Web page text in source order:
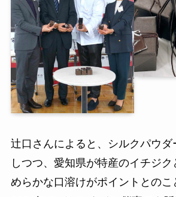
辻口さんによると、シルクパウ
しつつ、愛知県が特産のイチジ
めらかな口溶けがポイントとのこ